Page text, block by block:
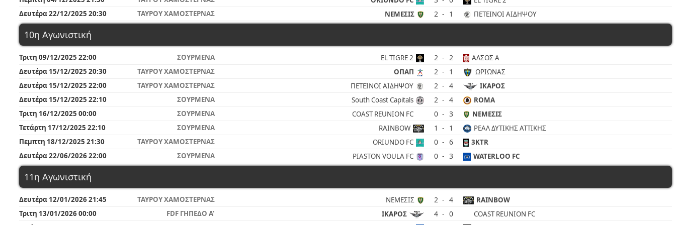
Δευτέρα 22/12/2025 20:30
ΤΑΥΡΟΥ ΧΑΜΟΣΤΕΡΝΑΣ ΝΕΜΕΣΙΣ 2 - 1 ΠΕΤΕΙΝΟΙ ΑΙΔΗΨΟΥ
10η Αγωνιστική
Τριτη 09/12/2025 22:00 ΣΟΥΡΜΕΝΑ EL TIGRE 2 2 - 2
ΑΛΣΟΣ Α
Δευτέρα 15/12/2025 20:30
ΤΑΥΡΟΥ ΧΑΜΟΣΤΕΡΝΑΣ ΟΠΑΠ 2 - 1
ΩΡΙΩΝΑΣ
Δευτέρα 15/12/2025 22:00
ΤΑΥΡΟΥ ΧΑΜΟΣΤΕΡΝΑΣ ΠΕΤΕΙΝΟΙ ΑΙΔΗΨΟΥ 2 - 4
ΙΚΑΡΟΣ
Δευτέρα 15/12/2025 22:10
ΣΟΥΡΜΕΝΑ South Coast Capitals 2 - 4
ROMA
Τριτη 16/12/2025 00:00
ΣΟΥΡΜΕΝΑ COAST REUNION FC 0 - 3
ΝΕΜΕΣΙΣ
Τετάρτη 17/12/2025 22:10
ΣΟΥΡΜΕΝΑ RAINBOW 1 - 1
ΡΕΑΛ ΔΥΤΙΚΗΣ ΑΤΤΙΚΗΣ
Πεμπτη 18/12/2025 21:30
ΤΑΥΡΟΥ ΧΑΜΟΣΤΕΡΝΑΣ ORIUNDO FC 0 - 6
3KTR
Δευτέρα 22/06/2026 22:00
ΣΟΥΡΜΕΝΑ PIASTON VOULA FC 0 - 3 WATERLOO FC
11η Αγωνιστική
Δευτέρα 12/01/2026 21:45 ΤΑΥΡΟΥ ΧΑΜΟΣΤΕΡΝΑΣ ΝΕΜΕΣΙΣ 2 - 4
RAINBOW
Τριτη 13/01/2026 00:00
FDF ΓΗΠΕΔΟ A' ΙΚΑΡΟΣ 4 - 0
COAST REUNION FC